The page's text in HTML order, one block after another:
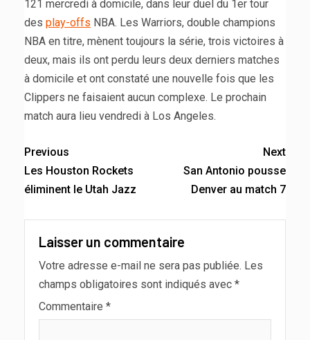
121 mercredi à domicile, dans leur duel du 1er tour
des play-offs NBA. Les Warriors, double champions
NBA en titre, mènent toujours la série, trois victoires à
deux, mais ils ont perdu leurs deux derniers matches
à domicile et ont constaté une nouvelle fois que les
Clippers ne faisaient aucun complexe. Le prochain
match aura lieu vendredi à Los Angeles.
Previous
Les Houston Rockets
éliminent le Utah Jazz
Next
San Antonio pousse
Denver au match 7
Laisser un commentaire
Votre adresse e-mail ne sera pas publiée. Les
champs obligatoires sont indiqués avec *
Commentaire *